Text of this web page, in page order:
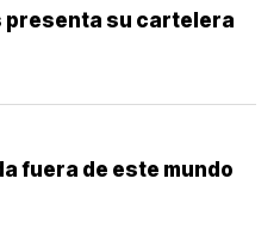
presenta su cartelera
fuera de este mundo